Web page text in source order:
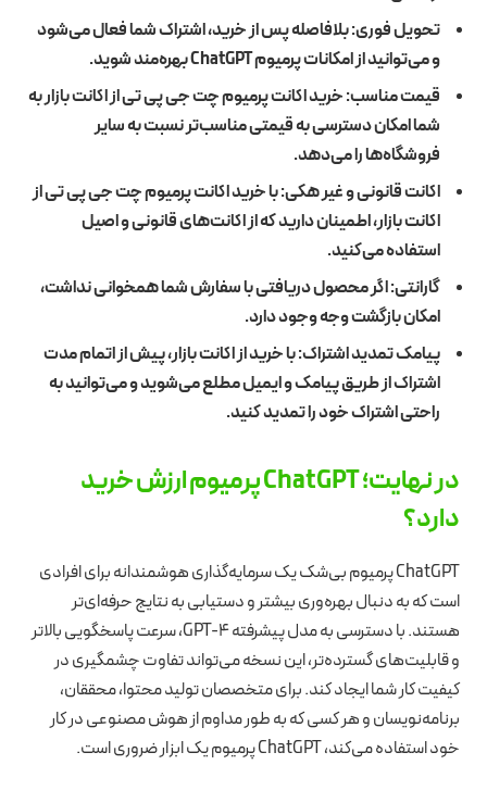
تحویل فوری: بلافاصله پس از خرید، اشتراک شما فعال می‌شود
و می‌توانید از امکانات پرمیومChatGPTبهره‌مند شوید.
قیمت مناسب: خرید اکانت پرمیوم چت جی پی تی از اکانت بازار به
شما امکان دسترسی به قیمتی مناسب‌تر نسبت به سایر
فروشگاه‌ها را می‌دهد.
اکانت قانونی و غیر هکی: با خرید اکانت پرمیوم چت جی پی تی از
اکانت بازار، اطمینان دارید که از اکانت‌های قانونی و اصیل
استفاده می‌کنید.
گارانتی: اگر محصول دریافتی با سفارش شما همخوانی نداشت،
امکان بازگشت وجه وجود دارد.
پیامک تمدید اشتراک: با خرید از اکانت بازار، پیش از اتمام مدت
اشتراک از طریق پیامک و ایمیل مطلع می‌شوید و می‌توانید به
راحتی اشتراک خود را تمدید کنید.
در نهایت؛ ChatGPT پرمیوم ارزش خرید
دارد؟
ChatGPT پرمیوم بی‌شک یک سرمایه‌گذاری هوشمندانه برای افرادی
است که به دنبال بهره‌وری بیشتر و دستیابی به نتایج حرفه‌ای‌تر
هستند. با دسترسی به مدل پیشرفته GPT-4، سرعت پاسخگویی بالاتر
و قابلیت‌های گسترده‌تر، این نسخه می‌تواند تفاوت چشمگیری در
کیفیت کار شما ایجاد کند. برای متخصصان تولید محتوا، محققان،
برنامه‌نویسان و هر کسی که به طور مداوم از هوش مصنوعی در کار
خود استفاده می‌کند، ChatGPT پرمیوم یک ابزار ضروری است.